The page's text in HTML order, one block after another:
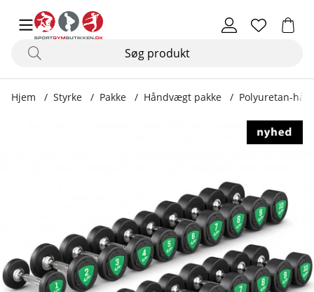
Hjem Styrke Pakke Håndvægt pakke Polyuretan-
Produktbilleder Polyuretan-håndvægte, 10 par: 1 – 10 kg